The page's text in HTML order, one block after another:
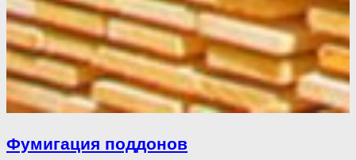
Фумигация поддонов